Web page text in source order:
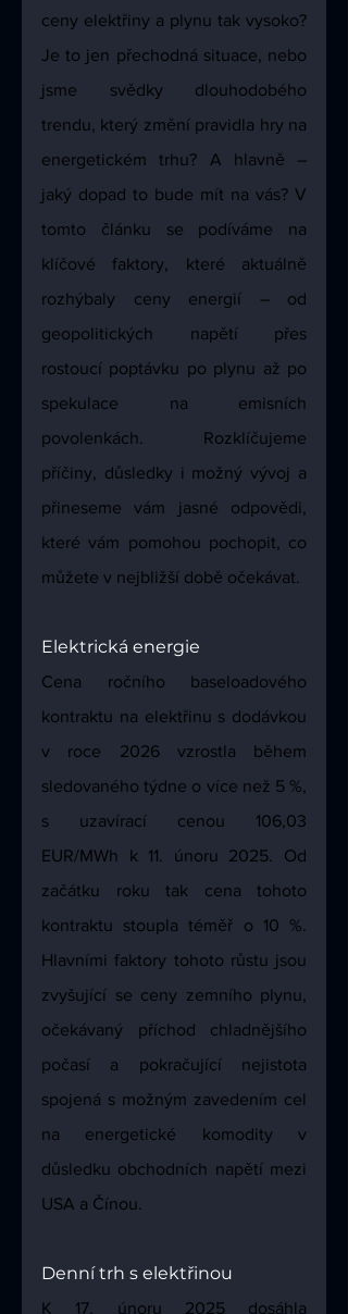
ceny elektřiny a plynu tak vysoko?
Je to jen přechodná situace, nebo
jsme svědky dlouhodobého
trendu, který změní pravidla hry na
energetickém trhu? A hlavně –
jaký dopad to bude mít na vás? V
tomto článku se podíváme na
klíčové faktory, které aktuálně
rozhýbaly ceny energií – od
geopolitických napětí přes
rostoucí poptávku po plynu až po
spekulace na emisních
povolenkách. Rozklíčujeme
příčiny, důsledky i možný vývoj a
přineseme vám jasné odpovědi,
které vám pomohou pochopit, co
můžete v nejbližší době očekávat.
Elektrická energie
Cena ročního baseloadového
kontraktu na elektřinu s dodávkou
v roce 2026 vzrostla během
sledovaného týdne o více než 5 %,
s uzavírací cenou 106,03
EUR/MWh k 11. únoru 2025. Od
začátku roku tak cena tohoto
kontraktu stoupla téměř o 10 %.
Hlavními faktory tohoto růstu jsou
zvyšující se ceny zemního plynu,
očekávaný příchod chladnějšího
počasí a pokračující nejistota
spojená s možným zavedením cel
na energetické komodity v
důsledku obchodních napětí mezi
USA a Čínou.
Denní trh s elektřinou
K 17. únoru 2025 dosáhla